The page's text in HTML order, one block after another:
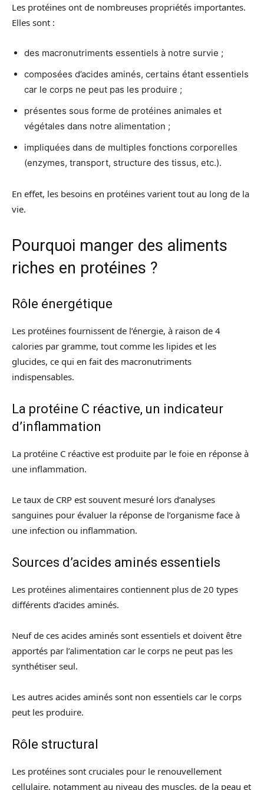
Les protéines ont de nombreuses propriétés importantes.
Elles sont :
des macronutriments essentiels à notre survie ;
composées d’acides aminés, certains étant essentiels
car le corps ne peut pas les produire ;
présentes sous forme de protéines animales et
végétales dans notre alimentation ;
impliquées dans de multiples fonctions corporelles
(enzymes, transport, structure des tissus, etc.).
En effet, les besoins en protéines varient tout au long de la
vie.
Pourquoi manger des aliments
riches en protéines ?
Rôle énergétique
Les protéines fournissent de l’énergie, à raison de 4
calories par gramme, tout comme les lipides et les
glucides, ce qui en fait des macronutriments
indispensables.
La protéine C réactive, un indicateur
d’inflammation
La protéine C réactive est produite par le foie en réponse à
une inflammation.
Le taux de CRP est souvent mesuré lors d’analyses
sanguines pour évaluer la réponse de l’organisme face à
une infection ou inflammation.
Sources d’acides aminés essentiels
Les protéines alimentaires contiennent plus de 20 types
différents d’acides aminés.
Neuf de ces acides aminés sont essentiels et doivent être
apportés par l’alimentation car le corps ne peut pas les
synthétiser seul.
Les autres acides aminés sont non essentiels car le corps
peut les produire.
Rôle structural
Les protéines sont cruciales pour le renouvellement
cellulaire, notamment au niveau des muscles, de la peau et